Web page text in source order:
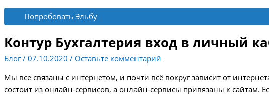
Попробовать Эльбу
Контур Бухгалтерия вход в личный
Блог/ 07.10.2020 / Оставьте комментарий
Мы все связаны с интернетом, и почти всё вокруг зависит от
состоит из онлайн-сервисов, а онлайн-сервисы привязаны к